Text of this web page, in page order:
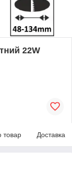
22W
товар Доставка